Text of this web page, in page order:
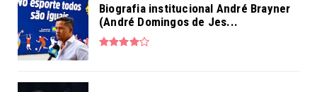
Biografia institucional André Brayner
(André Domingos de Jes...